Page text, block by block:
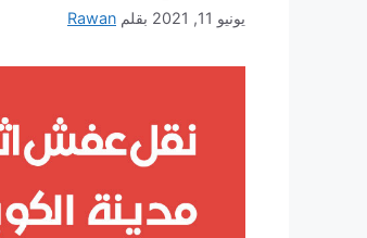
يونيو 11, 2021 بقلم Rawan